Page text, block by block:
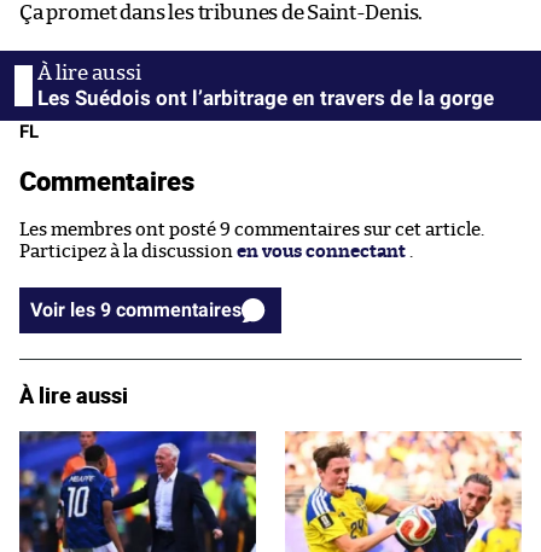
Ça promet dans les tribunes de Saint-Denis.
Les Suédois ont l’arbitrage en travers de la gorge
FL
Commentaires
Les membres ont posté 9 commentaires sur cet article.
Participez à la discussion en vous connectant .
Voir les 9 commentaires
À lire aussi